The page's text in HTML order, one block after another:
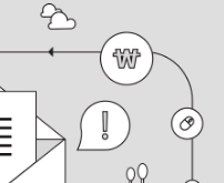
한 한국형 스피커 포트폴리오